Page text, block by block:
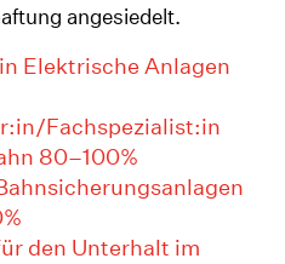
angesiedelt.
Elektrische Anlagen
Fachspezialist:in
80–100%
den Unterhalt im